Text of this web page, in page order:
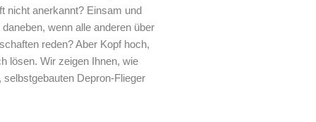
nicht anerkannt? Einsam und
wenn alle anderen über
reden? Aber Kopf hoch,
lösen. Wir zeigen Ihnen, wie
Depron-Flieger